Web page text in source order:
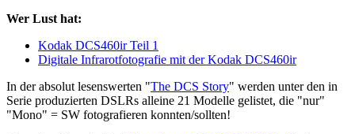
Wer Lust hat:
Kodak DCS460ir Teil 1
Digitale Infrarotfotografie mit der Kodak DCS460ir
In der absolut lesenswerten "The DCS Story" werden unter den in
Serie produzierten DSLRs alleine 21 Modelle gelistet, die "nur"
"Mono" = SW fotografieren konnten/sollten!